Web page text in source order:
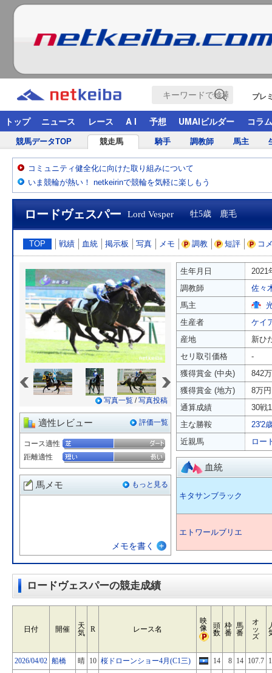
プレ
トップ ニュース レース A I 予想 UMAIビルダー コラム
競馬データTOP 競走馬 騎手 調教師 馬主
コミュニティ健全化に向けた取り組みについて
いま競輪が熱い！ netkeirinで競輪を気軽に楽しもう
ロードヴェスパー Lord Vesper 牡5歳 鹿毛
TOP 戦績 血統 掲示板 写真 メモ 調教 短評 コ
写真一覧 /写真投稿
適性レビュー 評価一覧
コース適性
距離適性
馬メモ もっと見る
メモを書く
生年月日
2021
調教師
佐々
馬主
生産者
ケイ
産地
新ひ
セリ取引価格
-
獲得賞金 (中央)
842
獲得賞金 (地方)
8万円
通算成績
30戦
主な勝鞍
23'2
近親馬
ロー
血統
キタサンブラック
エトワールブリエ
ロードヴェスパーの競走成績
日付 開催
天
気
R レース名
映
像
頭
数
枠
番
馬
番
オ
ッ
ズ
2026/04/02 船橋 晴 10 桜ドローンショー4月(C1三) 14 8 14 107.7